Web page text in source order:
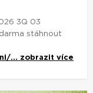
3Q 03
stáhnout
... zobrazit více